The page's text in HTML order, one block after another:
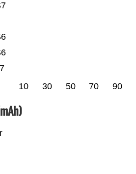
10 30 50 70 90